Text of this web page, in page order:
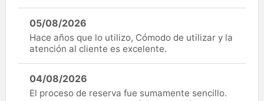
05/08/2026
Hace años que lo utilizo, Cómodo de utilizar y la
atención al cliente es excelente.
04/08/2026
El proceso de reserva fue sumamente sencillo.